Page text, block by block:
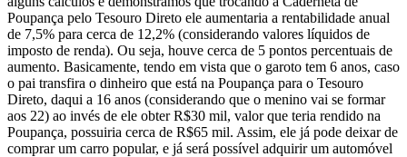
Poupança pelo Tesouro Direto ele aumentaria a rentabilidade anual
de 7,5% para cerca de 12,2% (considerando valores líquidos de
imposto de renda). Ou seja, houve cerca de 5 pontos percentuais de
aumento. Basicamente, tendo em vista que o garoto tem 6 anos, caso
o pai transfira o dinheiro que está na Poupança para o Tesouro
Direto, daqui a 16 anos (considerando que o menino vai se formar
aos 22) ao invés de ele obter R$30 mil, valor que teria rendido na
Poupança, possuiria cerca de R$65 mil. Assim, ele já pode deixar de
comprar um carro popular, e já será possível adquirir um automóvel